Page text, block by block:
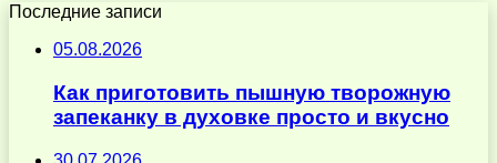
Последние записи
05.08.2026
Как приготовить пышную творожную
запеканку в духовке просто и вкусно